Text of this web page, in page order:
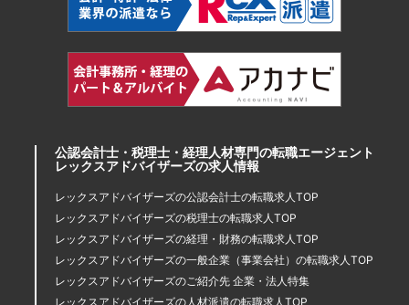
公認会計士・税理士・経理人材専門の転職エージェント
レックスアドバイザーズの求人情報
レックスアドバイザーズの公認会計士の転職求人TOP
レックスアドバイザーズの税理士の転職求人TOP
レックスアドバイザーズの経理・財務の転職求人TOP
レックスアドバイザーズの一般企業（事業会社）の転職求人TOP
レックスアドバイザーズのご紹介先 企業・法人特集
レックスアドバイザーズの人材派遣の転職求人TOP